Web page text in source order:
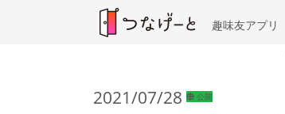
趣味友アプリ
2021/07/28 公開